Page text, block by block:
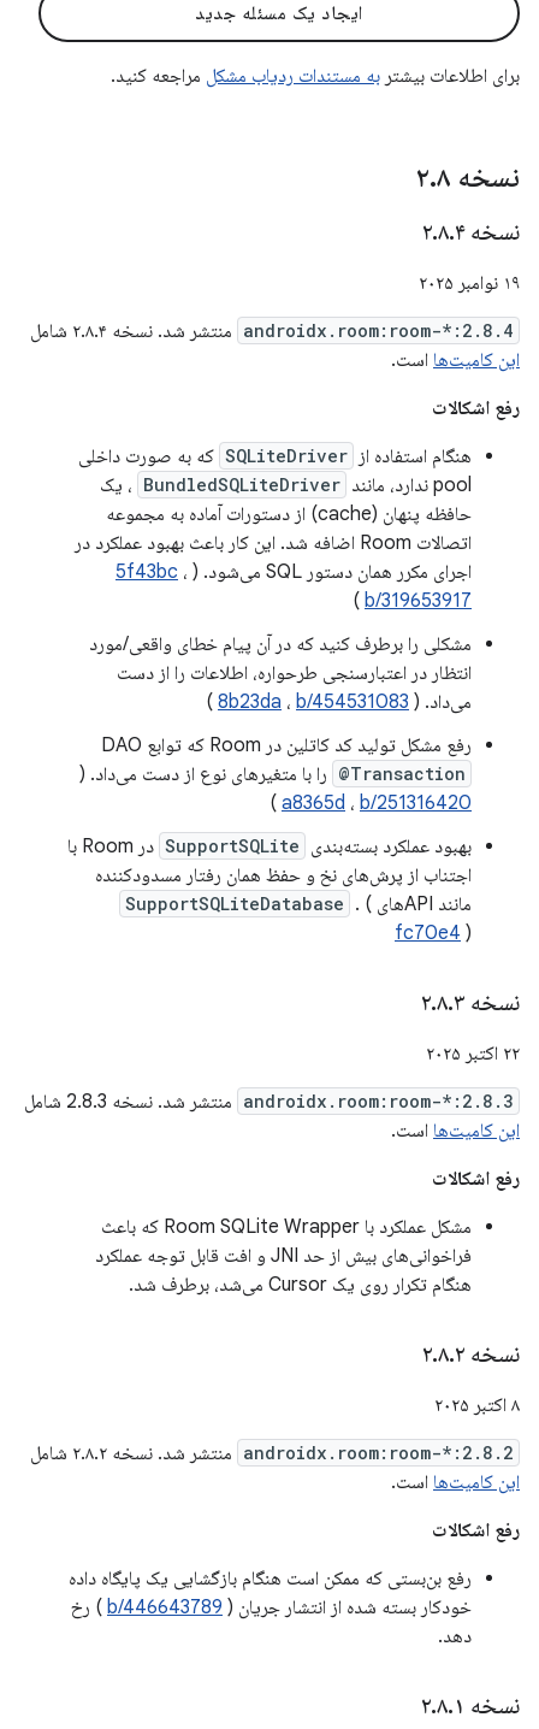
ایجاد یک مسئله جدید
برای اطلاعات بیشتر به مستندات ردیاب مشکل مراجعه کنید.
نسخه ۲ .۸
نسخه ۲ .۸.۴
۱۹ نوامبر ۲۰۲۵
androidx.room:room-*:2.8.4 منتشر شد. نسخه ۲.۸.۴ شامل
این کامیت‌ها است.
رفع اشکالات
هنگام استفاده از SQLiteDriver که به صورت داخلی
pool ندارد، مانند
BundledSQLiteDriver ، یک
حافظه پنهان (cache) از دستورات آماده به مجموعه
اتصالات Room اضافه شد. این کار باعث بهبود عملکرد در
اجرای مکرر همان دستور SQL می‌شود. (
5f43bc ،
b/319653917
)
مشکلی را برطرف کنید که در آن پیام خطای واقعی/مورد
انتظار در اعتبارسنجی طرحواره، اطلاعات را از دست
می‌داد. (
8b23da ، b/454531083
)
رفع مشکل تولید کد کاتلین در Room که توابع DAO
@Transaction را با متغیرهای نوع از دست می‌داد. (
a8365d ، b/251316420
)
بهبود عملکرد بسته‌بندی SupportSQLite
در Room با
اجتناب از پرش‌های نخ و حفظ همان رفتار مسدودکننده
مانند APIهای
SupportSQLiteDatabase . (
fc70e4 )
نسخه ۲ .۸.۳
۲۲ اکتبر ۲۰۲۵
androidx.room:room-*:2.8.3 منتشر شد. نسخه 2.8.3 شامل
این کامیت‌ها است.
رفع اشکالات
مشکل عملکرد با Room SQLite Wrapper که باعث
فراخوانی‌های بیش از حد JNI و افت قابل توجه عملکرد
هنگام تکرار روی یک Cursor می‌شد، برطرف شد.
نسخه ۲ .۸.۲
۸ اکتبر ۲۰۲۵
androidx.room:room-*:2.8.2 منتشر شد. نسخه ۲.۸.۲ شامل
این کامیت‌ها است.
رفع اشکالات
رفع بن‌بستی که ممکن است هنگام بازگشایی یک پایگاه داده
خودکار بسته شده از انتشار جریان ( b/446643789 ) رخ
دهد.
نسخه ۲ .۸.۱